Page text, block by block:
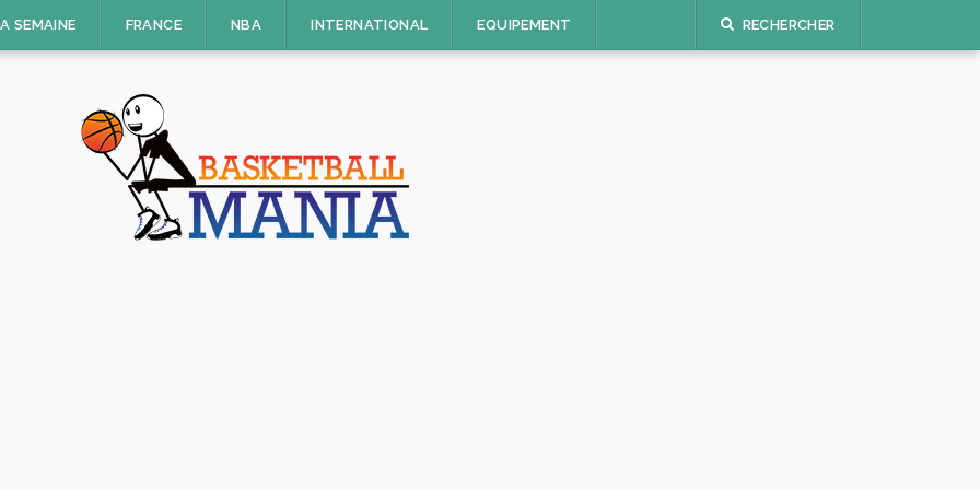
SEMAINE FRANCE NBA INTERNATIONAL EQUIPEMENT RECHERCHER